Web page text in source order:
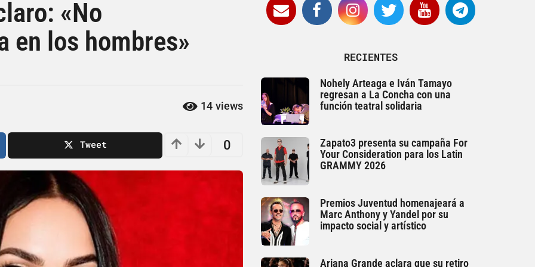
«No
en los hombres»
14 views
0
Tweet
RECIENTES
Nohely Arteaga e Iván Tamayo
regresan a La Concha con una
función teatral solidaria
Zapato3 presenta su campaña For
Your Consideration para los Latin
GRAMMY 2026
Premios Juventud homenajeará a
Marc Anthony y Yandel por su
impacto social y artístico
Ariana Grande aclara que su retiro